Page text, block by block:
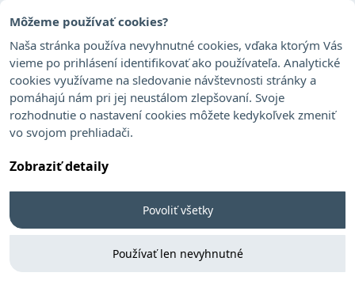
Môžeme používať cookies?
Naša stránka používa nevyhnutné cookies, vďaka ktorým Vás
vieme po prihlásení identifikovať ako používateľa. Analytické
cookies využívame na sledovanie návštevnosti stránky a
pomáhajú nám pri jej neustálom zlepšovaní. Svoje
rozhodnutie o nastavení cookies môžete kedykoľvek zmeniť
vo svojom prehliadači.
Zobraziť detaily
Povoliť všetky
Používať len nevyhnutné
Potoček Pavol